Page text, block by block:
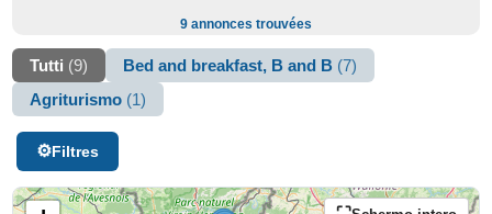
9 annonces trouvées
Tutti (9) Bed and breakfast, B and B (7)
Agriturismo (1)
Filtres